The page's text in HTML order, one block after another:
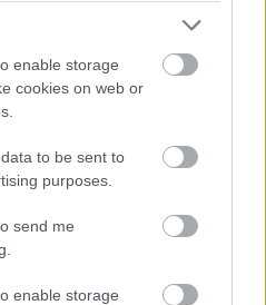
enable storage
cookies on web or
to be sent to
purposes.
send me
enable storage
egyik jelentős
nemzetközi ismertsége
azok számára is érdekes
mégis könnyen